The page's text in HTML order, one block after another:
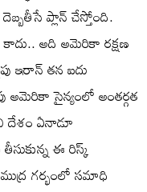
ప్లాన్ చేస్తోంది.
కాదు.. అది అమెరికా రక్షణ
ఇరాన్ తన ఐదు
సైన్యంలో అంతర్గత
ఏనాడూ
ఈ రిస్క్
గర్భంలో సమాధి